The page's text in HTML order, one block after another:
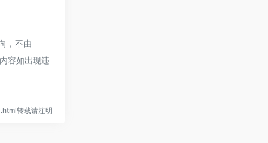
，不由
容如出现违
转载请注明